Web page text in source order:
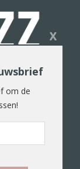
X
om de